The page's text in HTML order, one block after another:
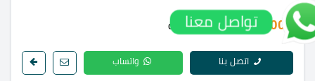
1,300,000 ج.م / الوحدة
اتصل بنا واتساب
تواصل معنا